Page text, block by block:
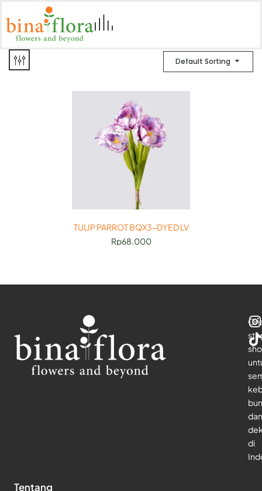
Default Sorting
TULIP PARROT BQX3-DYED LV
Rp68.000
dan
di
Tentang